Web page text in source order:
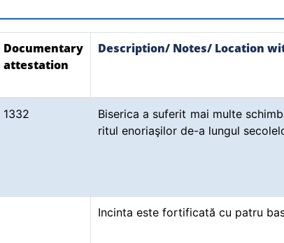
Documentary
attestation
Description/ Notes/ Location
1332
Biserica a suferit mai multe
ritul enoriaşilor de-a lungul
Incinta este fortificată cu patru